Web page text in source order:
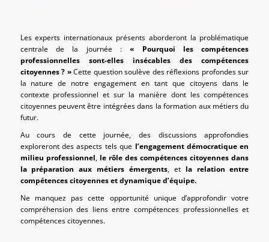
Les experts internationaux présents aborderont la problématique
centrale de la journée :« Pourquoi les compétences
professionnelles sont-elles insécables des compétences
citoyennes ? »Cette question soulève des réflexions profondes sur
la nature de notre engagement en tant que citoyens dans le
contexte professionnel et sur la manière dont les compétences
citoyennes peuvent être intégrées dans la formation aux métiers du
futur.
Au cours de cette journée, des discussions approfondies
exploreront des aspects tels que l’engagement démocratique en
milieu professionnel, le rôle des compétences citoyennes dans
la préparation aux métiers émergents, et la relation entre
compétences citoyennes et dynamique d’équipe.
Ne manquez pas cette opportunité unique d’approfondir votre
compréhension des liens entre compétences professionnelles et
compétences citoyennes.